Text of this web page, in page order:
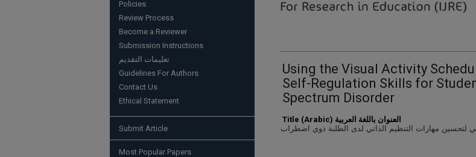
Using the Visual Activity
Self-Regulation Skills for
Spectrum Disorder
Title (Arabic) العنوان باللغة العربية
لتحسين مهارات التنظيم الذاتي لدى الطلبة ذوي اضطراب
Policies
Review Process
Become a Reviewer
Submission Instructions
تعليمات التقديم
Guidelines For Authors
Contact Us
Ethical Statement
Submit Article
Most Popular Papers